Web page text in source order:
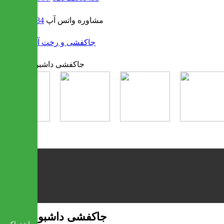
09302308484 مشاوره واتس آپ
جاکفشی و رخت آویز
جاکفشی داشبوردی لیدا